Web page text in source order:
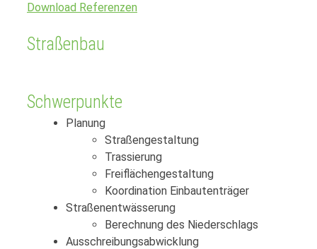
Download Referenzen
Straßenbau
Schwerpunkte
Planung
Straßengestaltung
Trassierung
Freiflächengestaltung
Koordination Einbautenträger
Straßenentwässerung
Berechnung des Niederschlags
Ausschreibungsabwicklung